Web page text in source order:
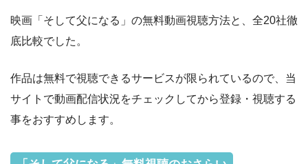
映画「そして父になる」の無料動画視聴方法と、全20社徹
底比較でした。
作品は無料で視聴できるサービスが限られているので、当
サイトで動画配信状況をチェックしてから登録・視聴する
事をおすすめします。